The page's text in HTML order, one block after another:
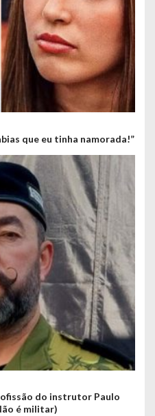
que eu tinha namorada!”
do instrutor Paulo
é militar)